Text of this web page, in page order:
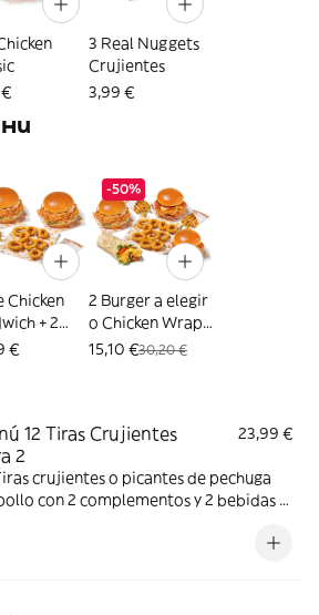
3 Real Nuggets
Crujientes
3,99 €
Chicken
+ 2
+ 8 Aros
€
-50%
2 Burger a elegir
o Chicken Wrap
+ 2 Patatas + 10
15,10 €30,20 €
12 Tiras Crujientes
2
23,99 €
crujientes o picantes de pechuga
con 2 complementos y 2 bebidas a